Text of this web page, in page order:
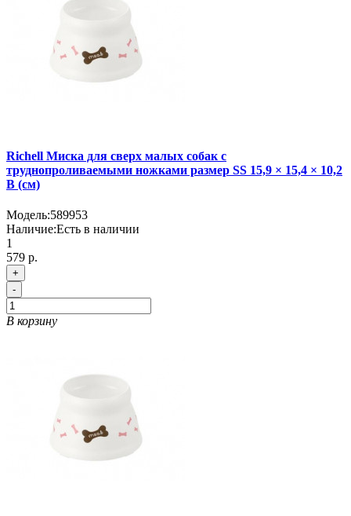
Richell Миска для сверх малых собак с
труднопроливаемыми ножками размер SS 15,9 × 15,4 × 10,2
В (см)
Модель:589953
Наличие:Есть в наличии
1
579 р.
+
-
В корзину